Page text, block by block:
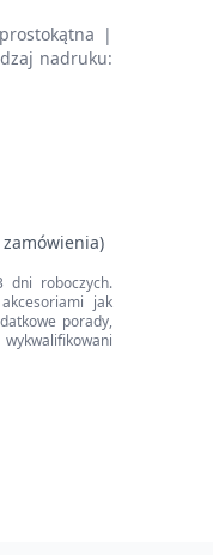
|
nadruku:
dni roboczych.
jak
porady,